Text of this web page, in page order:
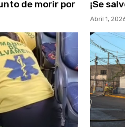
de morir por
¡Se
Abril 1,